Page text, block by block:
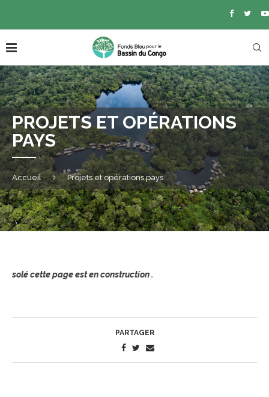
PROJETS ET OPÉRATIONS
PAYS
Accueil Projets et opérations pays
cette page est en construction .
PARTAGER